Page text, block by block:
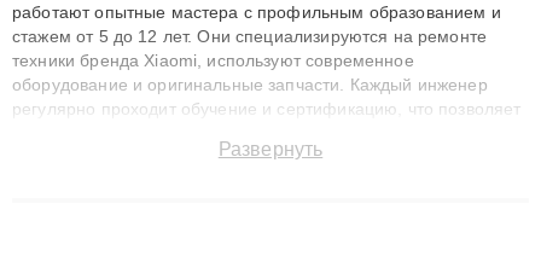
работают опытные мастера с профильным образованием и
стажем от 5 до 12 лет. Они специализируются на ремонте
техники бренда Xiaomi, используют современное
оборудование и оригинальные запчасти. Каждый инженер
регулярно проходит обучение и сертификацию, что позволяет
технику с сохранением гарантии до 3 лет. Наши мастера
Развернуть